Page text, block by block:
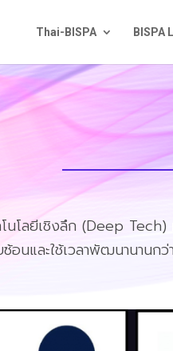
Thai-BISPA BISPA
เชิงลึก (Deep Tech)
อนและใช้เวลาพัฒนานานก